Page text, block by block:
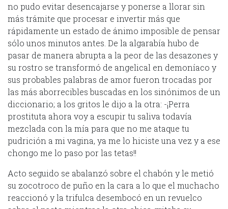
no pudo evitar desencajarse y ponerse a llorar sin
más trámite que procesar e invertir más que
rápidamente un estado de ánimo imposible de pensar
sólo unos minutos antes. De la algarabía hubo de
pasar de manera abrupta a la peor de las desazones y
su rostro se transformó de angelical en demoníaco y
sus probables palabras de amor fueron trocadas por
las más aborrecibles buscadas en los sinónimos de un
diccionario; a los gritos le dijo a la otra: -¡Perra
prostituta ahora voy a escupir tu saliva todavía
mezclada con la mía para que no me ataque tu
pudrición a mi vagina, ya me lo hiciste una vez y a ese
chongo me lo paso por las tetas!!
Acto seguido se abalanzó sobre el chabón y le metió
su zocotroco de puño en la cara a lo que el muchacho
reaccionó y la trifulca desembocó en un revuelco